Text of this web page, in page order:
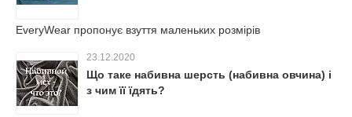
EveryWear пропонує взуття маленьких розмірів
23.12.2020
Що таке набивна шерсть (набивна овчина) і
з чим її їдять?